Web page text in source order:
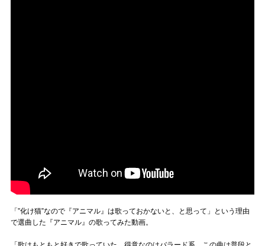
「”化け猫”なので『アニマル』は歌っておかないと、と思って」という理由
で選曲した『アニマル』の歌ってみた動画。